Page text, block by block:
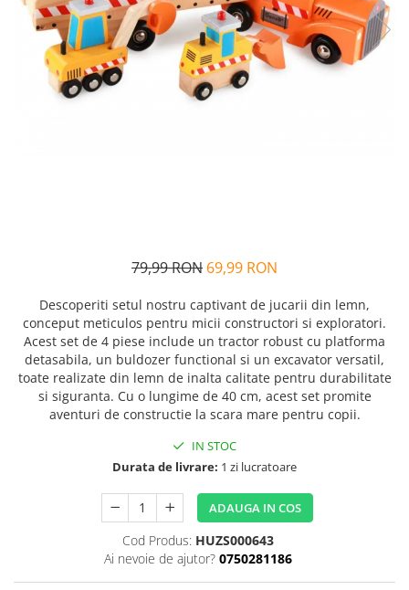
Alfabet si matematica
Jocuri de memorie si inteligenta
Seria Lectia de sanatate
Editura Litera
Editura Galaxia Copiilor
Colectia PIXI
79,99 RON 69,99 RON
Descoperiti setul nostru captivant de jucarii din lemn,
conceput meticulos pentru micii constructori si exploratori.
Acest set de 4 piese include un tractor robust cu platforma
detasabila, un buldozer functional si un excavator versatil,
toate realizate din lemn de inalta calitate pentru durabilitate
si siguranta. Cu o lungime de 40 cm, acest set promite
aventuri de constructie la scara mare pentru copii.
IN STOC
Durata de livrare: 1 zi lucratoare
ADAUGA IN COS
Cod Produs: HUZS000643
Ai nevoie de ajutor? 0750281186